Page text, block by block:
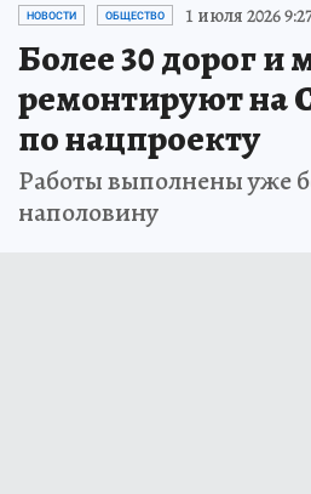
НОВОСТИ ОБЩЕСТВО 1 июля 2026
Более 30 дорог и
ремонтируют на
по нацпроекту
Работы выполнены уже
наполовину